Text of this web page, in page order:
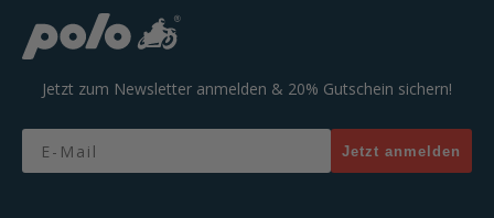
Jetzt zum Newsletter anmelden & 20% Gutschein sichern!
Email